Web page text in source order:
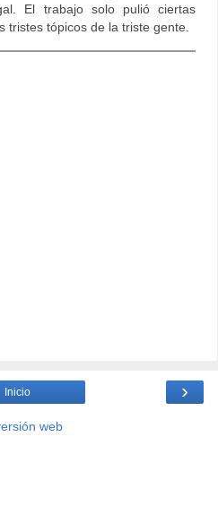
El trabajo solo pulió ciertas
tristes tópicos de la triste gente.
›
Inicio
web